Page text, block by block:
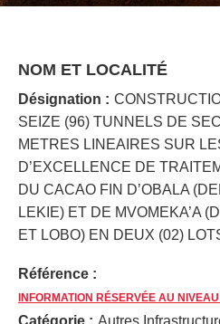
NOM ET LOCALITÉ
Désignation :
SEIZE (96) TUNNELS DE
METRES LINEAIRES SUR
D’EXCELLENCE DE
DU CACAO FIN D’OBALA
LEKIE) ET DE MVOMEKA’A
ET LOBO) EN DEUX (02)
Référence :
INFORMATION RÉSERVÉE AU
Catégorie : Autres